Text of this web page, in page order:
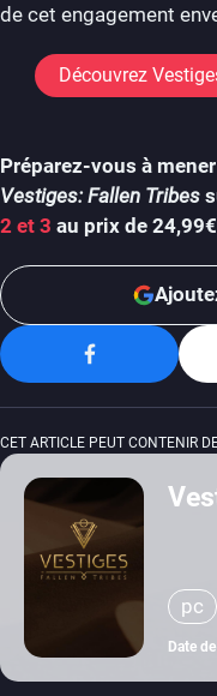
de cet engagement
Découvrez
Préparez-vous à
Vestiges: Fallen Tribes
2 et 3 au prix de
CET ARTICLE PEUT CONTENIR
pc
Date